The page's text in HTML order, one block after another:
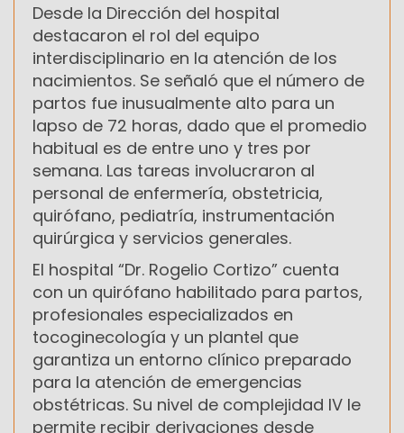
Desde la Dirección del hospital
destacaron el rol del equipo
interdisciplinario en la atención de los
nacimientos. Se señaló que el número de
partos fue inusualmente alto para un
lapso de 72 horas, dado que el promedio
habitual es de entre uno y tres por
semana. Las tareas involucraron al
personal de enfermería, obstetricia,
quirófano, pediatría, instrumentación
quirúrgica y servicios generales.
El hospital “Dr. Rogelio Cortizo” cuenta
con un quirófano habilitado para partos,
profesionales especializados en
tocoginecología y un plantel que
garantiza un entorno clínico preparado
para la atención de emergencias
obstétricas. Su nivel de complejidad IV le
permite recibir derivaciones desde